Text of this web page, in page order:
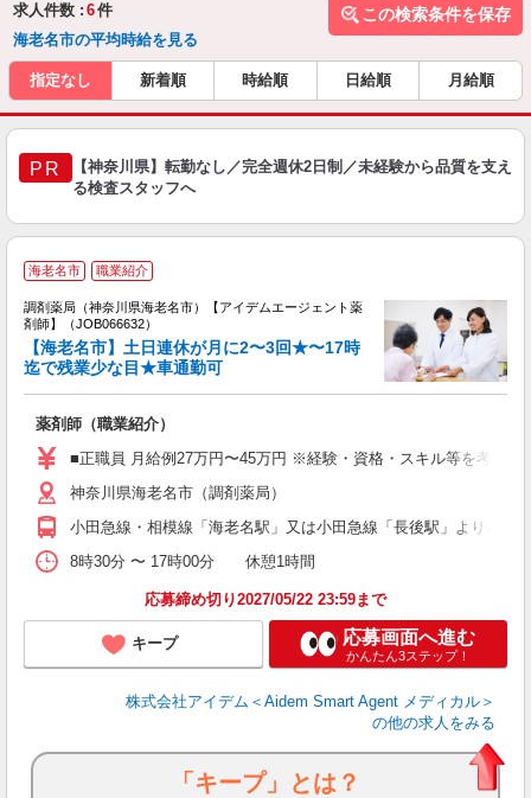
求人件数 : 6件
海老名市の平均時給を見る
この検索条件を保存
指定なし 新着順 時給順 日給順 月給順
PR
【神奈川県】転勤なし／完全週休2日制／未経験から品質を支え
る検査スタッフへ
海老名市 職業紹介
調剤薬局（神奈川県海老名市）【アイデムエージェント薬
剤師】（JOB066632）
【海老名市】土日連休が月に2〜3回★〜17時
迄で残業少な目★車通勤可
薬剤師（職業紹介）
■正職員 月給例27万円〜45万円 ※経験・資格・スキル等を考慮
神奈川県海老名市（調剤薬局）
小田急線・相模線「海老名駅」又は小田急線「長後駅」よりバス
8時30分 〜 17時00分 休憩1時間
応募締め切り2027/05/22 23:59まで
キープ 応募画面へ進む
かんたん3ステップ！
株式会社アイデム＜Aidem Smart Agent メディカル＞
の他の求人をみる
「キープ」とは？